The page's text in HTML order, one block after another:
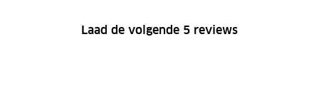
Laad de volgende 5 reviews